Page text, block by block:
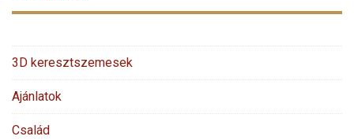
3D keresztszemesek
Ajánlatok
Család